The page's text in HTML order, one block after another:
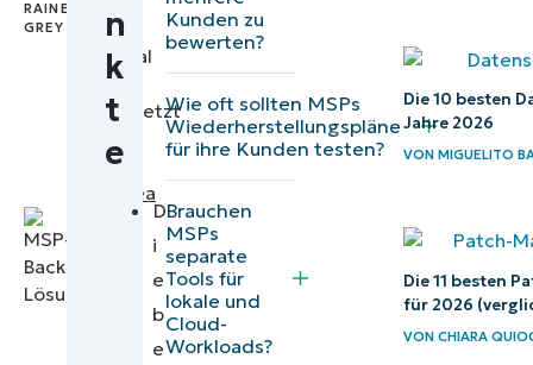
,
Technical
Writer
übersetzt
Dragos
Frangulea
Lösungen
Vergleich der
besten MSP-
Backup-
Softwarelösungen
(G2)
Vergleich der
besten MSP-
Backup-
Softwarelösungen
n
k
t
e
D
i
e
b
e
Kunden zu
bewerten?
Wie oft sollten MSPs
Wiederherstellungspläne
für ihre Kunden testen?
Brauchen
MSPs
separate
Tools für
lokale und
Cloud-
Workloads?
Die 10 besten
Jahre 2026
VONMIGUELITO
Die 11 besten
für 2026
VONCHIARA